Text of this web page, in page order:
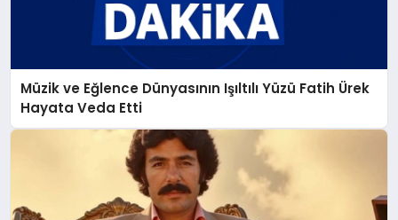
Müzik ve Eğlence Dünyasının Işıltılı Yüzü Fatih Ürek
Hayata Veda Etti